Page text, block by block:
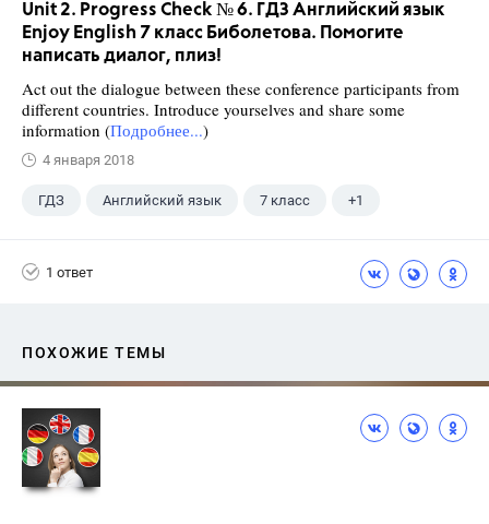
Unit 2. Progress Check № 6. ГДЗ Английский язык
Enjoy English 7 класс Биболетова. Помогите
написать диалог, плиз!
Act out the dialogue between these conference participants from
different countries. Introduce yourselves and share some
information (Подробнее...)
4 января 2018
ГДЗ Английский язык 7 класс +1
1 ответ
ПОХОЖИЕ ТЕМЫ